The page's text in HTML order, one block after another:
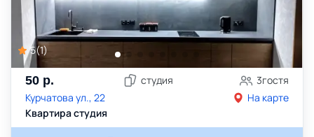
5(1)
50 р. студия 3гостя
Курчатова ул., 22
На карте
Квартира студия